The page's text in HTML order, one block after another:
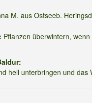
M. aus Ostseeb.
Pflanzen überwintern,
hell unterbringen und das